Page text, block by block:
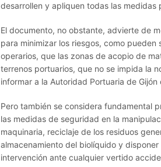
desarrollen y apliquen todas las
El documento, no obstante, advierte de
para minimizar los riesgos, como
operarios, que las zonas de acopio de
terrenos portuarios, que no se impida la
informar a la Autoridad Portuaria de
Pero también se considera fundamental
las medidas de seguridad en la
maquinaria, reciclaje de los residuos
almacenamiento del biolíquido y
intervención ante cualquier vertido